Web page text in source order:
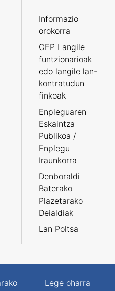
Informazio
orokorra
OEP Langile
funtzionarioak
edo langile lan-
kontratudun
finkoak
Enpleguaren
Eskaintza
Publikoa /
Enplegu
Iraunkorra
Denboraldi
Baterako
Plazetarako
Deialdiak
Lan Poltsa
Lege oharra